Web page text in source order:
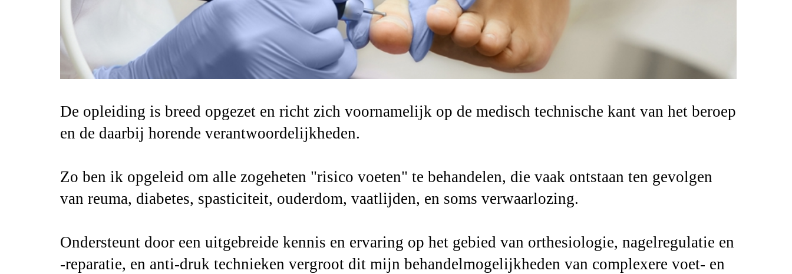
De opleiding is breed opgezet en richt zich voornamelijk op de medisch technische kant van het beroep
en de daarbij horende verantwoordelijkheden.
Zo ben ik opgeleid om alle zogeheten "risico voeten" te behandelen, die vaak ontstaan ten gevolgen
van reuma, diabetes, spasticiteit, ouderdom, vaatlijden, en soms verwaarlozing.
Ondersteunt door een uitgebreide kennis en ervaring op het gebied van orthesiologie, nagelregulatie en
-reparatie, en anti-druk technieken vergroot dit mijn behandelmogelijkheden van complexere voet- en